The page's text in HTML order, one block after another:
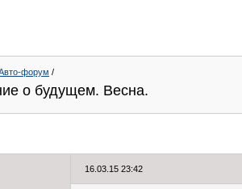
форум /
о будущем. Весна.
16.03.15 23:42